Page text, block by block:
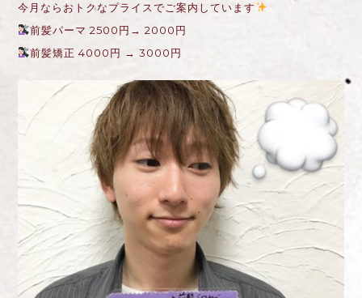
今月ならおトクなプライスでご案内しています
前髪パーマ 2500円→ 2000円
前髪矯正 4000円 → 3000円